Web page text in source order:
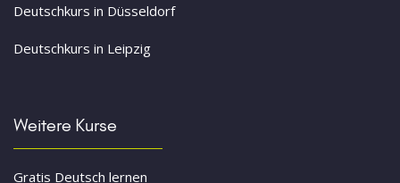
Deutschkurs in Düsseldorf
Deutschkurs in Leipzig
Weitere Kurse
Gratis Deutsch lernen